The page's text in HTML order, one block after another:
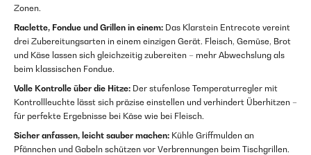
Zonen.
Raclette, Fondue und Grillen in einem: Das Klarstein Entrecote vereint
drei Zubereitungsarten in einem einzigen Gerät. Fleisch, Gemüse, Brot
und Käse lassen sich gleichzeitig zubereiten – mehr Abwechslung als
beim klassischen Fondue.
Volle Kontrolle über die Hitze: Der stufenlose Temperaturregler mit
Kontrollleuchte lässt sich präzise einstellen und verhindert Überhitzen –
für perfekte Ergebnisse bei Käse wie bei Fleisch.
Sicher anfassen, leicht sauber machen: Kühle Griffmulden an
Pfännchen und Gabeln schützen vor Verbrennungen beim Tischgrillen.